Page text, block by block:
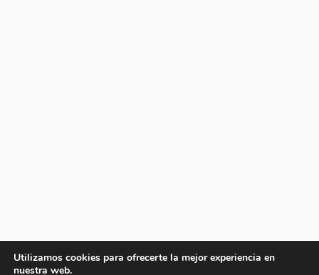
Utilizamos cookies para ofrecerte la mejor experiencia en
nuestra web.